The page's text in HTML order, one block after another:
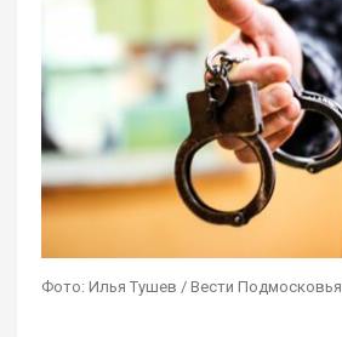
Фото: Илья Тушев / Вести Подмосковья